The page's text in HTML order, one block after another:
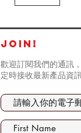
JOIN!
歡迎訂閱我們的通訊
定時接收最新產品資